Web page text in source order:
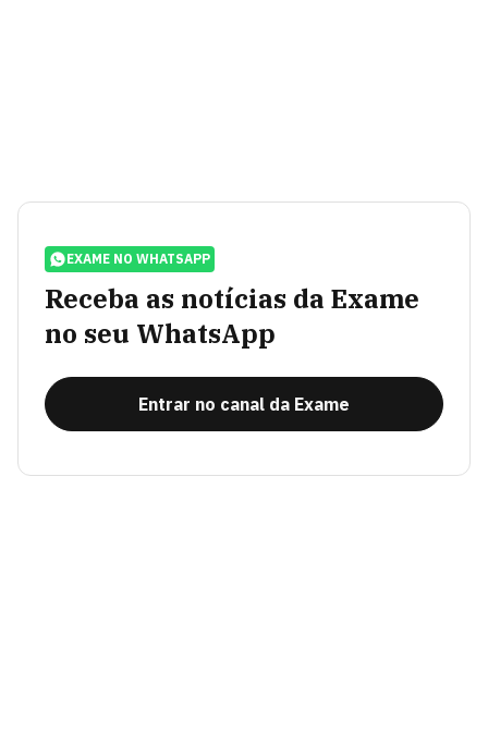
EXAME NO WHATSAPP
Receba as notícias da Exame
no seu WhatsApp
Entrar no canal da Exame